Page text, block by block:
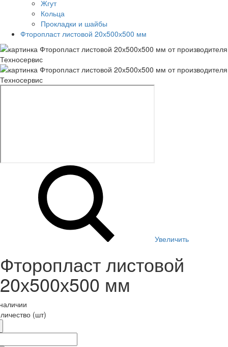
Жгут
Кольца
Прокладки и шайбы
Фторопласт листовой 20х500х500 мм
Увеличить
Фторопласт листовой
20х500х500 мм
(шт)